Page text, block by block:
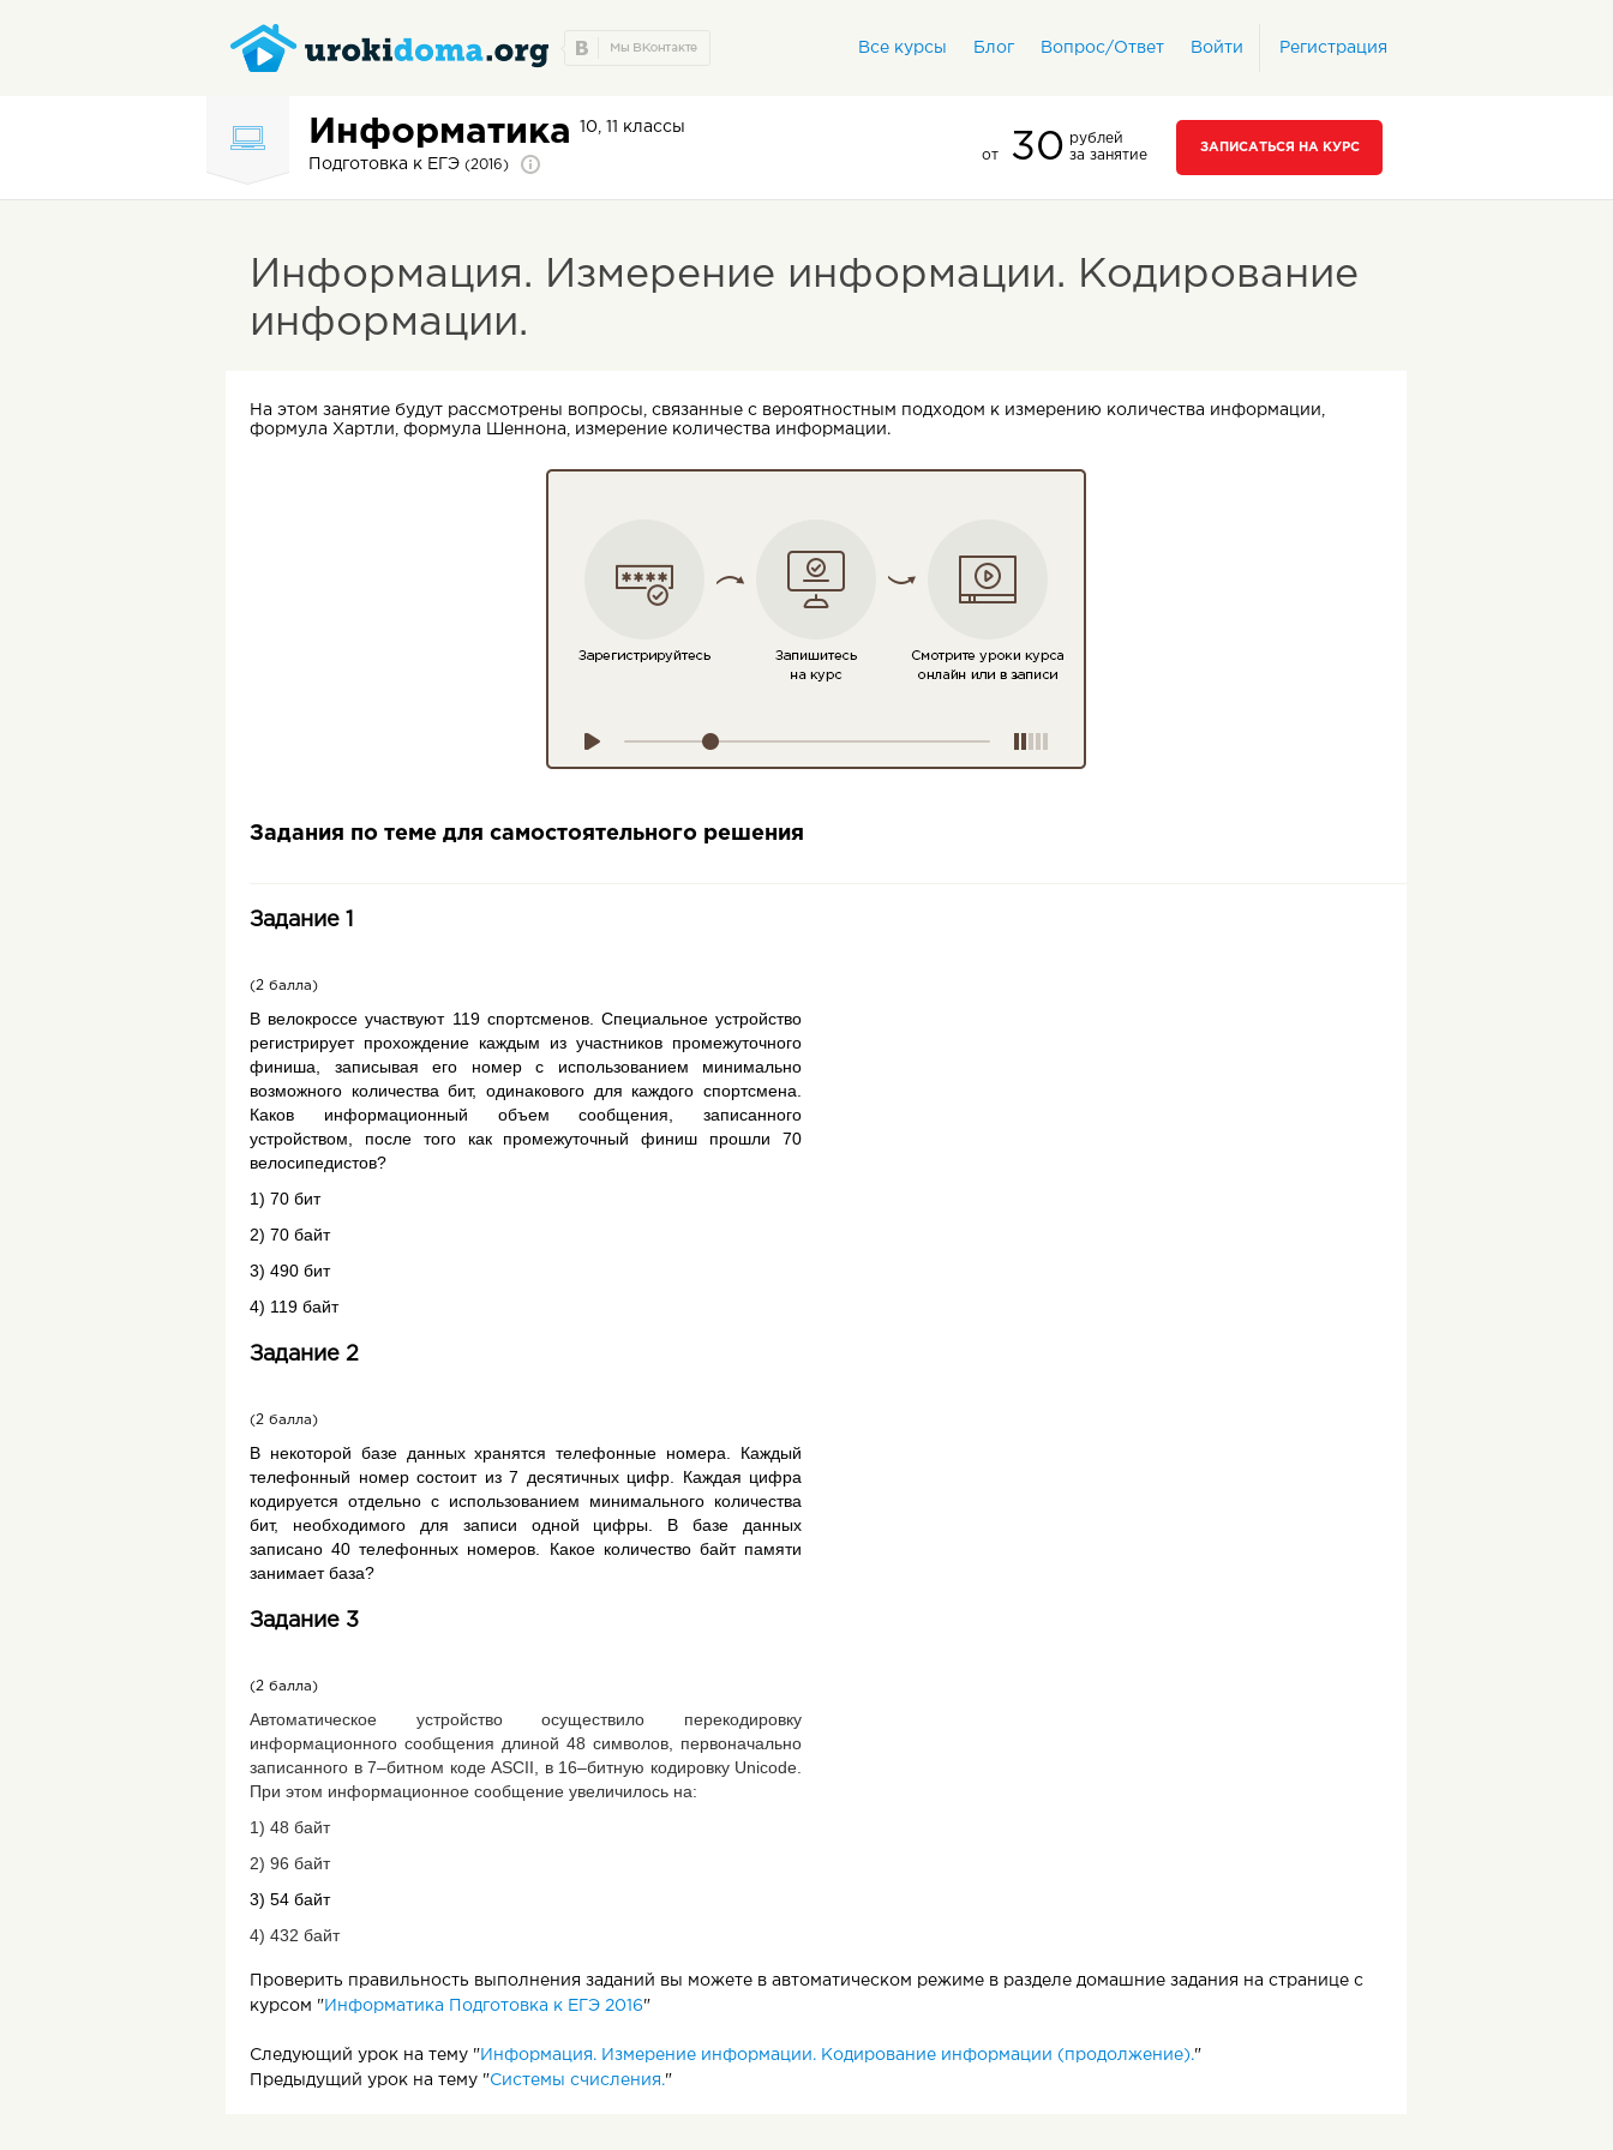
Все курсы Блог Вопрос/Ответ Войти Регистрация
Информатика 10, 11 классы
Подготовка к ЕГЭ (2016)
от 30 рублей
за занятие
ЗАПИСАТЬСЯ НА КУРС
Информация. Измерение информации. Кодирование
информации.
На этом занятие будут рассмотрены вопросы, связанные с вероятностным подходом к измерению количества информации,
формула Хартли, формула Шеннона, измерение количества информации.
Задания по теме для самостоятельного решения
Задание 1
(2 балла)
В велокроссе участвуют 119 спортсменов. Специальное устройство
регистрирует прохождение каждым из участников промежуточного
финиша, записывая его номер с использованием минимально
возможного количества бит, одинакового для каждого спортсмена.
Каков информационный объем сообщения, записанного
устройством, после того как промежуточный финиш прошли 70
велосипедистов?
1) 70 бит
2) 70 байт
3) 490 бит
4) 119 байт
Задание 2
(2 балла)
В некоторой базе данных хранятся телефонные номера. Каждый
телефонный номер состоит из 7 десятичных цифр. Каждая цифра
кодируется отдельно с использованием минимального количества
бит, необходимого для записи одной цифры. В базе данных
записано 40 телефонных номеров. Какое количество байт памяти
занимает база?
Задание 3
(2 балла)
Автоматическое устройство осуществило перекодировку
информационного сообщения длиной 48 символов, первоначально
записанного в 7–битном коде ASCII, в 16–битную кодировку Unicode.
При этом информационное сообщение увеличилось на:
1) 48 байт
2) 96 байт
3) 54 байт
4) 432 байт
Проверить правильность выполнения заданий вы можете в автоматическом режиме в разделе домашние задания на странице с
курсом " Информатика Подготовка к ЕГЭ 2016"
Следующий урок на тему " Информация. Измерение информации. Кодирование информации (продолжение)."
Предыдущий урок на тему "Системы счисления."